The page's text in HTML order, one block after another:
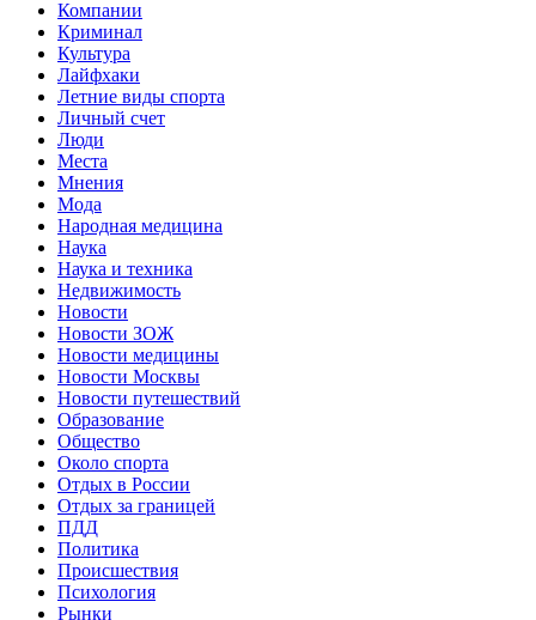
Компании
Криминал
Культура
Лайфхаки
Летние виды спорта
Личный счет
Люди
Места
Мнения
Мода
Народная медицина
Наука
Наука и техника
Недвижимость
Новости
Новости ЗОЖ
Новости медицины
Новости Москвы
Новости путешествий
Образование
Общество
Около спорта
Отдых в России
Отдых за границей
ПДД
Политика
Происшествия
Психология
Рынки